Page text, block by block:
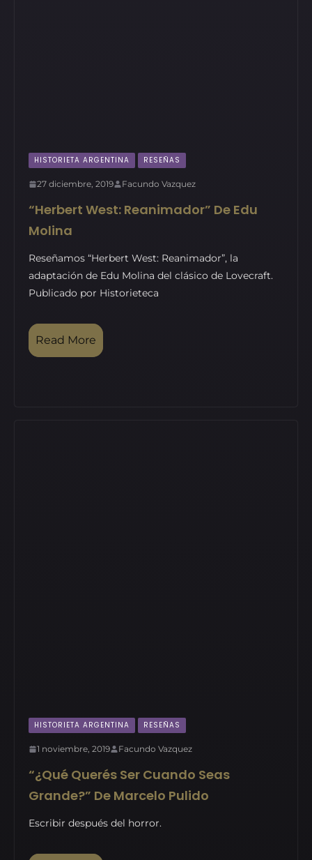
HISTORIETA ARGENTINA RESEÑAS
27 diciembre, 2019 Facundo Vazquez
“Herbert West: Reanimador” De Edu
Molina
Reseñamos “Herbert West: Reanimador”, la
adaptación de Edu Molina del clásico de Lovecraft.
Publicado por Historieteca
Read More
HISTORIETA ARGENTINA RESEÑAS
1 noviembre, 2019 Facundo Vazquez
“¿Qué Querés Ser Cuando Seas
Grande?” De Marcelo Pulido
Escribir después del horror.